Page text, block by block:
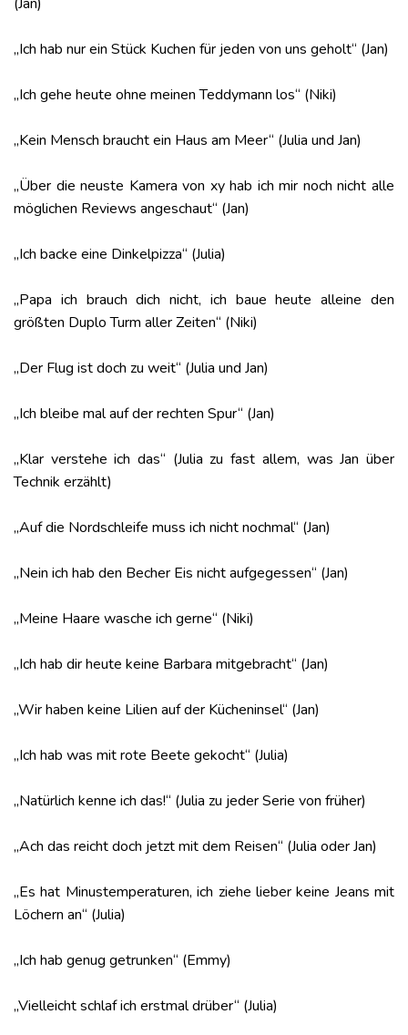
„Ich hab nur ein Stück Kuchen für jeden von uns geholt“ (Jan)
„Ich gehe heute ohne meinen Teddymann los“ (Niki)
„Kein Mensch braucht ein Haus am Meer“ (Julia und Jan)
„Über die neuste Kamera von xy hab ich mir noch nicht alle
möglichen Reviews angeschaut“ (Jan)
„Ich backe eine Dinkelpizza“ (Julia)
„Papa ich brauch dich nicht, ich baue heute alleine den
größten Duplo Turm aller Zeiten“ (Niki)
„Der Flug ist doch zu weit“ (Julia und Jan)
„Ich bleibe mal auf der rechten Spur“ (Jan)
„Klar verstehe ich das“ (Julia zu fast allem, was Jan über
Technik erzählt)
„Auf die Nordschleife muss ich nicht nochmal“ (Jan)
„Nein ich hab den Becher Eis nicht aufgegessen“ (Jan)
„Meine Haare wasche ich gerne“ (Niki)
„Ich hab dir heute keine Barbara mitgebracht“ (Jan)
„Wir haben keine Lilien auf der Kücheninsel“ (Jan)
„Ich hab was mit rote Beete gekocht“ (Julia)
„Natürlich kenne ich das!“ (Julia zu jeder Serie von früher)
„Ach das reicht doch jetzt mit dem Reisen“ (Julia oder Jan)
„Es hat Minustemperaturen, ich ziehe lieber keine Jeans mit
Löchern an“ (Julia)
„Ich hab genug getrunken“ (Emmy)
„Vielleicht schlaf ich erstmal drüber“ (Julia)